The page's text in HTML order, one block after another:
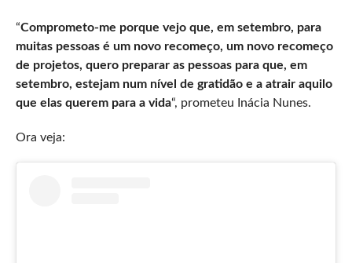
“Comprometo-me porque vejo que, em setembro, para
muitas pessoas é um novo recomeço, um novo recomeço
de projetos, quero preparar as pessoas para que, em
setembro, estejam num nível de gratidão e a atrair aquilo
que elas querem para a vida“, prometeu Inácia Nunes.
Ora veja: